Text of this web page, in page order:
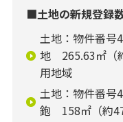
■土地の新規登録
土地：物件番
地 265.63㎡（
用地域
土地：物件番
鉋 158㎡（約